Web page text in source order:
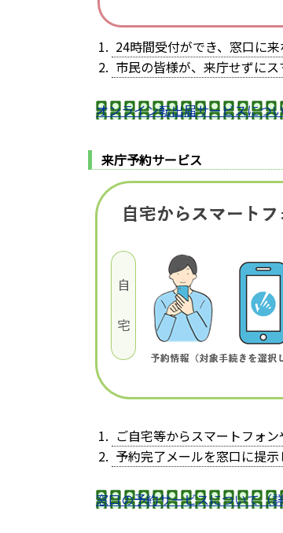
24時間受付ができ、窓口に
市民の皆様が、来庁せずに
オンライン転出届サービスにつ
来庁予約サービス
ご自宅等からスマートフォ
予約完了メールを窓口に提示
窓口の予約サービスについて（